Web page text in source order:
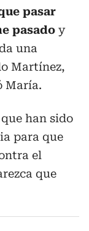
pasar
pasado y
una
Martínez,
María.
han sido
para que
el
que